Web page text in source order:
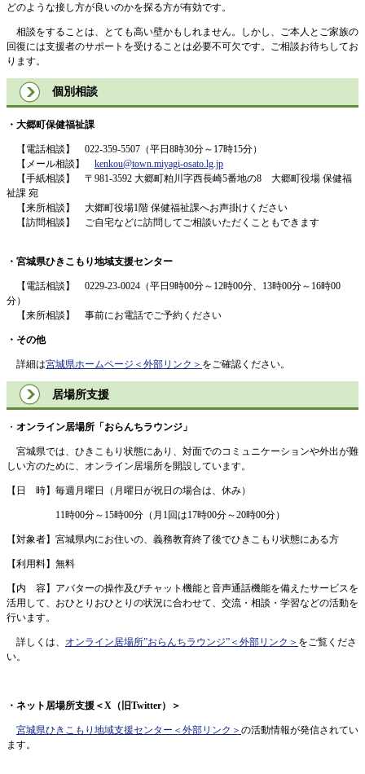
どのような接し方が良いのかを探る方が有効です。
相談をすることは、とても高い壁かもしれません。しかし、ご本人とご家族の
回復には支援者のサポートを受けることは必要不可欠です。ご相談お待ちしてお
ります。
個別相談
・大郷町保健福祉課
【電話相談】 022-359-5507（平日8時30分～17時15分）
【メール相談】 kenkou@town.miyagi-osato.lg.jp
【手紙相談】 〒981-3592 大郷町粕川字西長崎5番地の8 大郷町役場 保健福
祉課 宛
【来所相談】 大郷町役場1階 保健福祉課へお声掛けください
【訪問相談】 ご自宅などに訪問してご相談いただくこともできます
・宮城県ひきこもり地域支援センター
【電話相談】 0229-23-0024（平日9時00分～12時00分、13時00分～16時00
分）
【来所相談】 事前にお電話でご予約ください
・その他
詳細は宮城県ホームページ ＜外部リンク＞ をご確認ください。
居場所支援
​・ オンライン居場所「おらんちラウンジ」
宮城県では、ひきこもり状態にあり、対面でのコミュニケーションや外出が難
しい方のために、オンライン居場所を開設しています。
【日 時】毎週月曜日（月曜日が祝日の場合は、休み）
11時00分～15時00分（月1回は17時00分～20時00分）
【対象者】宮城県内にお住いの、義務教育終了後でひきこもり状態にある方
【利用料】無料
【内 容】アバターの操作及びチャット機能と音声通話機能を備えたサービスを
活用して、おひとりおひとりの状況に合わせて、交流・相談・学習などの活動を
行います。​
​ ​詳しくは、 オンライン居場所”おらんちラウンジ” ＜外部リンク＞ をご覧くださ
い。
・ネット居場所支援＜X（旧Twitter）＞
宮城県ひきこもり地域支援センター ＜外部リンク＞ の活動情報が発信されてい
ます。